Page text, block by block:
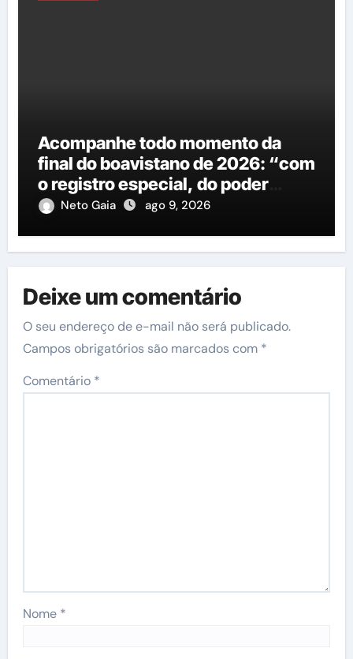
Acompanhe todo momento da
final do boavistano de 2026: “com
o registro especial, do poder
Executivo e Legislativo”
Neto Gaia ago 9, 2026
Deixe um comentário
O seu endereço de e-mail não será publicado.
Campos obrigatórios são marcados com *
Comentário *
Nome *